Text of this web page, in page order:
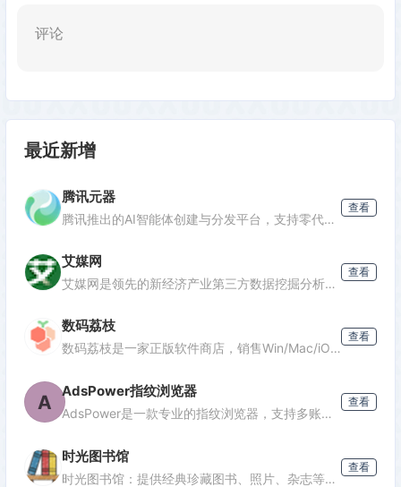
评论
最近新增
腾讯元器
腾讯推出的AI智能体创建与分发平台，支持零代码开发专属AI聊天机器人，深度集成腾讯生态能力，可分发至微信等渠道。
查看
艾媒网
艾媒网是领先的新经济产业第三方数据挖掘分析机构，提供行业报告、消费洞察和商业趋势数据，覆盖AI、电商、汽车等多个领域。
查看
数码荔枝
数码荔枝是一家正版软件商店，销售Win/Mac/iOS/Android平台的影音、办公、设计等软件，并提供使用教程和会员优惠。
查看
A AdsPower指纹浏览器
AdsPower是一款专业的指纹浏览器，支持多账号防关联管理，适用于跨境电商、广告投放、社媒营销等场景，提供独立浏览器环境，降低封号风险。
查看
时光图书馆
时光图书馆：提供经典珍藏图书、照片、杂志等文化资源的数字平台。
查看